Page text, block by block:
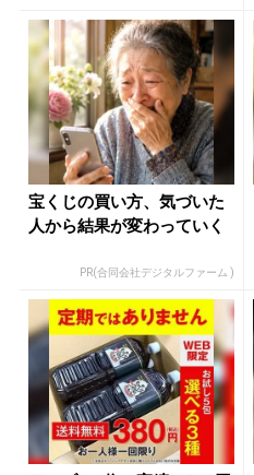
宝くじの買い方、気づいた
人から結果が変わっていく
PR(合同会社デジタルファーム )